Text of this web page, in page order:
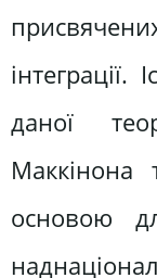
даної
основою